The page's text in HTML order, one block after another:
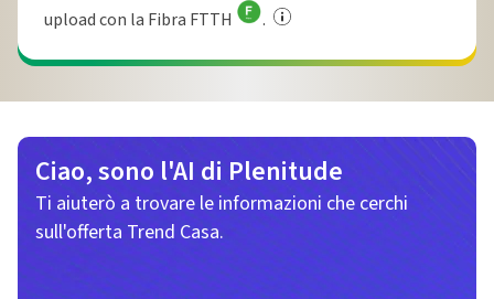
upload con la Fibra FTTH
.
Ciao, sono l'AI di Plenitude
Ti aiuterò a trovare le informazioni che cerchi
sull'offerta Trend Casa.